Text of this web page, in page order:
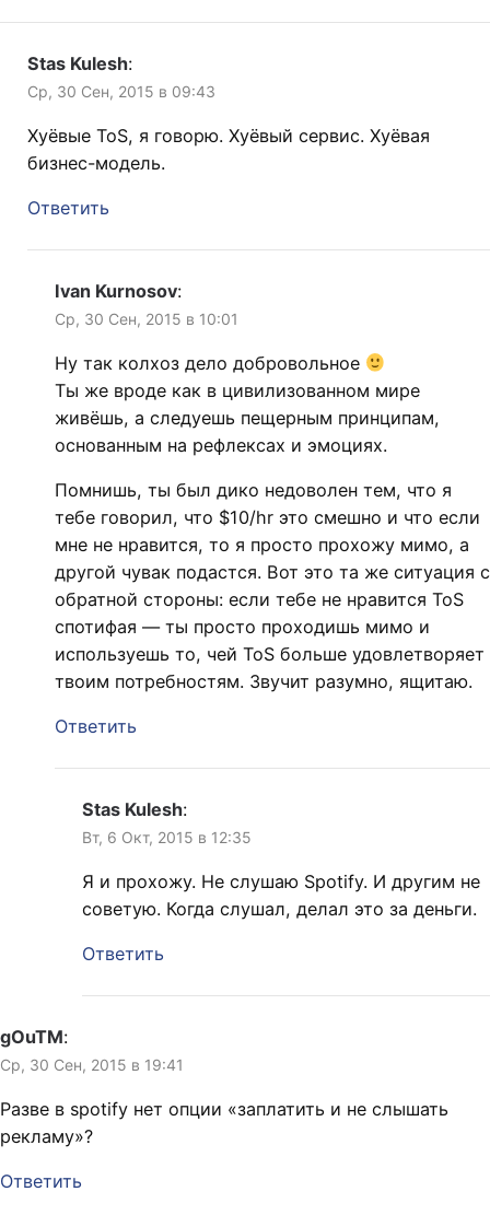
Stas Kulesh:
Ср, 30 Сен, 2015 в 09:43
Хуёвые ToS, я говорю. Хуёвый сервис. Хуёвая
бизнес-модель.
Ответить
Ivan Kurnosov:
Ср, 30 Сен, 2015 в 10:01
Ну так колхоз дело добровольное
Ты же вроде как в цивилизованном мире
живёшь, а следуешь пещерным принципам,
основанным на рефлексах и эмоциях.
Помнишь, ты был дико недоволен тем, что я
тебе говорил, что $10/hr это смешно и что если
мне не нравится, то я просто прохожу мимо, а
другой чувак подастся. Вот это та же ситуация с
обратной стороны: если тебе не нравится ToS
спотифая — ты просто проходишь мимо и
используешь то, чей ToS больше удовлетворяет
твоим потребностям. Звучит разумно, ящитаю.
Ответить
Stas Kulesh:
Вт, 6 Окт, 2015 в 12:35
Я и прохожу. Не слушаю Spotify. И другим не
советую. Когда слушал, делал это за деньги.
Ответить
gOuTM:
Ср, 30 Сен, 2015 в 19:41
Разве в spotify нет опции «заплатить и не слышать
рекламу»?
Ответить